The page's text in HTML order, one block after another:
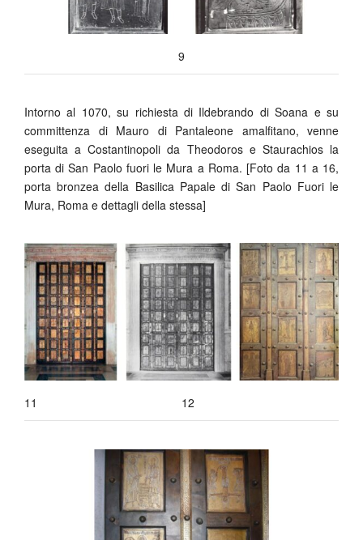
9
Intorno al 1070, su richiesta di Ildebrando di Soana e su
committenza di Mauro di Pantaleone amalfitano, venne
eseguita a Costantinopoli da Theodoros e Staurachios la
porta di San Paolo fuori le Mura a Roma. [Foto da 11 a 16,
porta bronzea della Basilica Papale di San Paolo Fuori le
Mura, Roma e dettagli della stessa]
11 12